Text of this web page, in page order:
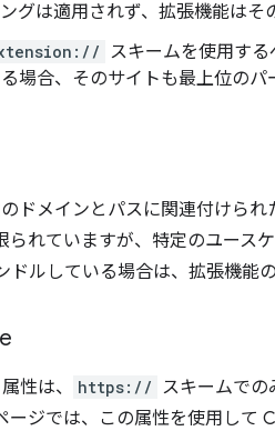
グは適用されず、拡張機能はそ
スキームを使用す
場合、そのサイトも最上位のパ
ドメインとパスに関連付けら
られていますが、特定のユース
ドルしている場合は、拡張機能
性は、 https:// スキームでの
ージでは、この属性を使用して